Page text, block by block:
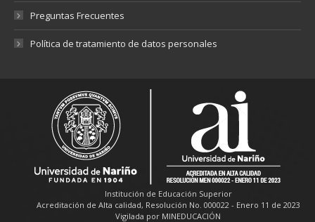
Preguntas Frecuentes
Política de tratamiento de datos personales
Institución de Educación Superior
Acreditación de Alta calidad, Resolución No. 000022 - Enero 11 de 2023
Vigilada por MINEDUCACIÓN